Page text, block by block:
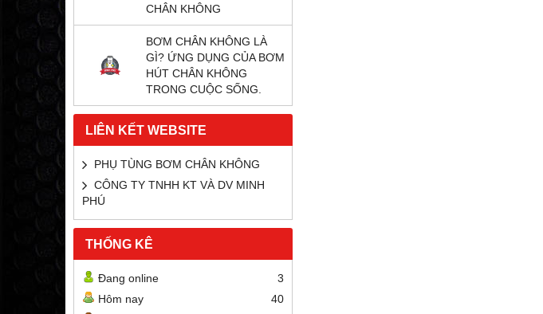
CHÂN KHÔNG
BƠM CHÂN KHÔNG LÀ
GÌ? ỨNG DỤNG CỦA BƠM
HÚT CHÂN KHÔNG
TRONG CUỘC SỐNG.
LIÊN KẾT WEBSITE
PHỤ TÙNG BƠM CHÂN KHÔNG
CÔNG TY TNHH KT VÀ DV MINH
PHÚ
THỐNG KÊ
Đang online
3
Hôm nay
40